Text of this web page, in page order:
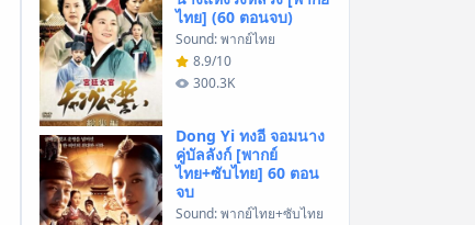
ไทย] (60 ตอนจบ)
Sound: พากย์ไทย
8.9/10
300.3K
Dong Yi ทงอี จอมนาง
คู่บัลลังก์ [พากย์
ไทย+ซับไทย] 60 ตอน
จบ
Sound: พากย์ไทย+ซับไทย